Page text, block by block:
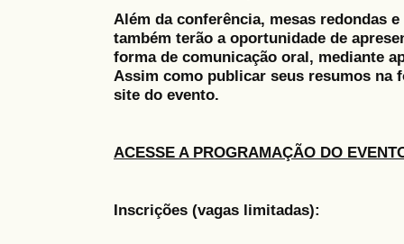
Além da conferência, mesas redondas
também terão a oportunidade de
forma de comunicação oral, mediante
Assim como publicar seus resumos na
site do evento.
ACESSE A PROGRAMAÇÃO DO
Inscrições (vagas limitadas):